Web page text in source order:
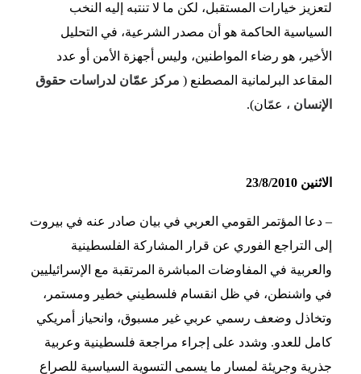
لتعزيز خيارات المستقبل، لكن ما لا تنتبه إليه النخب
السياسية الحاكمة هو أن مصدر الشرعية، في التحليل
الأخير، هو رضاء المواطنين، وليس أجهزة الأمن أو عدد
المقاعد البرلمانية المصطنع ( مركز عمّان لدراسات حقوق
الإنسان ، عمّان).
الاثنين 23/8/2010
– دعا المؤتمر القومي العربي في بيان صادر عنه في بيروت
إلى التراجع الفوري عن قرار المشاركة الفلسطينية
والعربية في المفاوضات المباشرة المرتقبة مع الإسرائيليين
في واشنطن، في ظل انقسام فلسطيني خطير ومستمر،
وتخاذل وضعف رسمي عربي غير مسبوق، وانحياز أمريكي
كامل للعدو. وشدد على إجراء مراجعة فلسطينية وعربية
جذرية وجريئة لمسار ما يسمى التسوية السياسية للصراع